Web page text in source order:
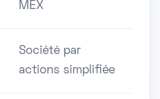
MEX
Société par
actions simplifiée